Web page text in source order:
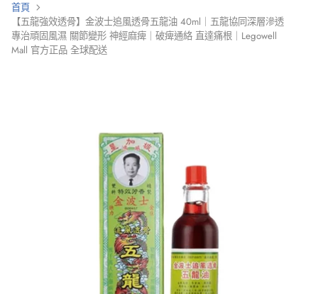
首頁
【五龍強效透骨】金波士追風透骨五龍油 40ml｜五龍協同深層滲透
專治頑固風濕 關節變形 神經麻痺｜破痺通絡 直達痛根｜Legowell
Mall 官方正品 全球配送